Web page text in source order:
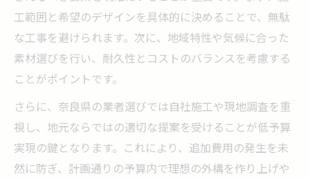
工範囲と希望のデザインを具体的に決めることで、無駄
な工事を避けられます。次に、地域特性や気候に合った
素材選びを行い、耐久性とコストのバランスを考慮する
ことがポイントです。
さらに、奈良県の業者選びでは自社施工や現地調査を重
視し、地元ならではの適切な提案を受けることが低予算
実現の鍵となります。これにより、追加費用の発生を未
然に防ぎ、計画通りの予算内で理想の外構を作り上げや